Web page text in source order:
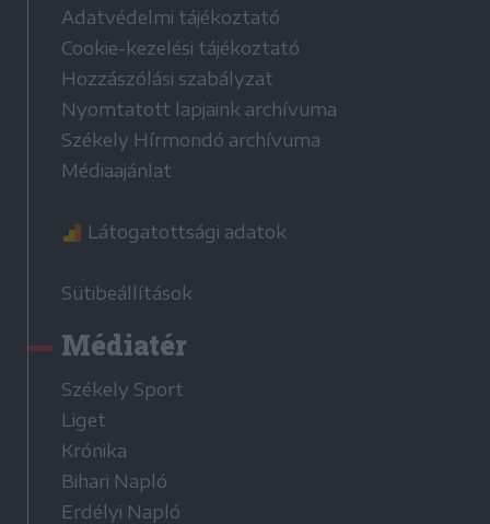
Adatvédelmi tájékoztató
Cookie-kezelési tájékoztató
Hozzászólási szabályzat
Nyomtatott lapjaink archívuma
Székely Hírmondó archívuma
Médiaajánlat
Látogatottsági adatok
Sütibeállítások
Médiatér
Székely Sport
Liget
Krónika
Bihari Napló
Erdélyi Napló